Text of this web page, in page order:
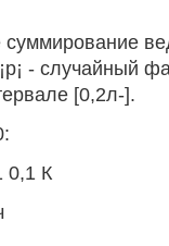
суммирование
- случайный
[0,2л-].
0,1 К